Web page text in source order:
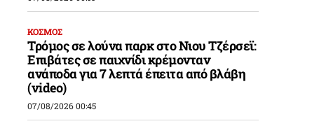
ΚΟΣΜΟΣ
Τρόμος σε λούνα παρκ στο Νιου Τζέρσεϊ:
Επιβάτες σε παιχνίδι κρέμονταν
ανάποδα για 7 λεπτά έπειτα από βλάβη
(video)
07/08/2026 00:45